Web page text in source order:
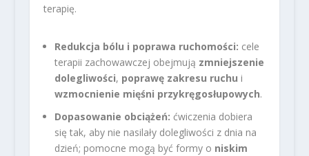
terapię.
Redukcja bólu i poprawa ruchomości: cele
terapii zachowawczej obejmują zmniejszenie
dolegliwości, poprawę zakresu ruchu i
wzmocnienie mięśni przykręgosłupowych.
Dopasowanie obciążeń: ćwiczenia dobiera
się tak, aby nie nasilały dolegliwości z dnia na
dzień; pomocne mogą być formy o niskim